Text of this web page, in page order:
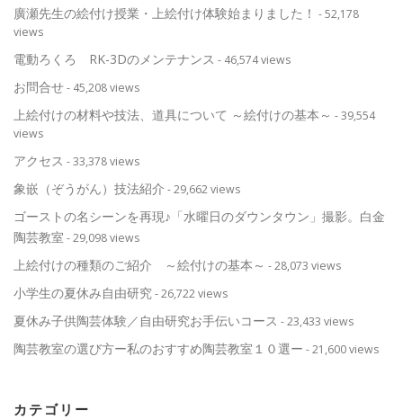
廣瀬先生の絵付け授業・上絵付け体験始まりました！ - 52,178
views
電動ろくろ RK-3Dのメンテナンス - 46,574 views
お問合せ- 45,208 views
上絵付けの材料や技法、道具について ～絵付けの基本～ - 39,554
views
アクセス - 33,378 views
象嵌（ぞうがん）技法紹介 - 29,662 views
ゴーストの名シーンを再現♪「水曜日のダウンタウン」撮影。白金
陶芸教室 - 29,098 views
上絵付けの種類のご紹介 ～絵付けの基本～ - 28,073 views
小学生の夏休み自由研究- 26,722 views
夏休み子供陶芸体験／自由研究お手伝いコース - 23,433 views
陶芸教室の選び方ー私のおすすめ陶芸教室１０選ー - 21,600 views
カテゴリー